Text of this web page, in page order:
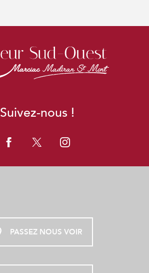
Suivez-nous !
PASSEZ NOUS VOIR